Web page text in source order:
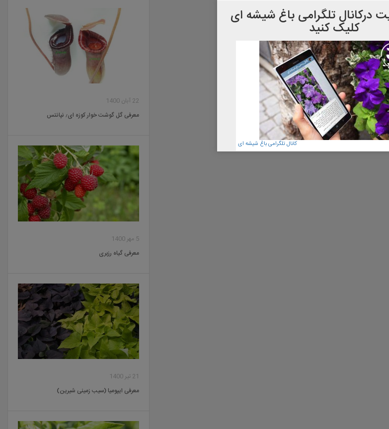
22 آبان 1400
معرفی گل گوشت خوار کوزه ای٫ نپانتس
5 مهر 1400
معرفی گیاه رزبری
21 تیر 1400
معرفی ایپومیا (سیب زمینی شیرین)
دركانال تلگرامی باغ شیشه ای
کلیک کنید
کانال تلگرامی باغ شیشه ای